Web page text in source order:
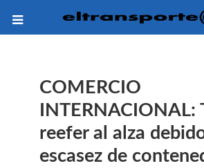
COMERCIO
INTERNACIONAL:
reefer al alza
escasez de